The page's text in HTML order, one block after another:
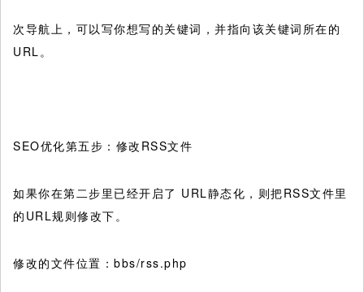
次导航上，可以写你想写的关键词，并指向该关键词所在的
URL。
SEO优化第五步：修改RSS文件
如果你在第二步里已经开启了 URL静态化，则把RSS文件里
的URL规则修改下。
修改的文件位置：bbs/rss.php